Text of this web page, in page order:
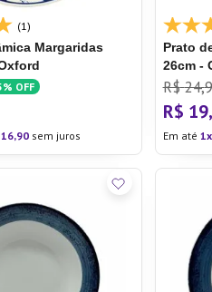
(1)
Margaridas
OFF
16,90 sem juros
Prato
26cm -
R$ 24,
R$ 19,
Em até 1